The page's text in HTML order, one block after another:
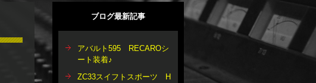
ブログ最新記事
アバルト595 RECAROシ
ート装着♪
ZC33スイフトスポーツ H